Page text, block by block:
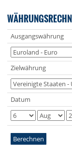
Ausgangswährung
Zielwährung
Datum
Berechnen